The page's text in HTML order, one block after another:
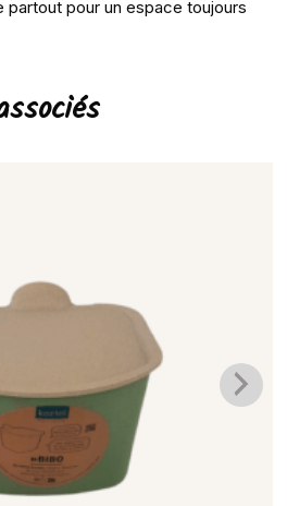
partout pour un espace toujours